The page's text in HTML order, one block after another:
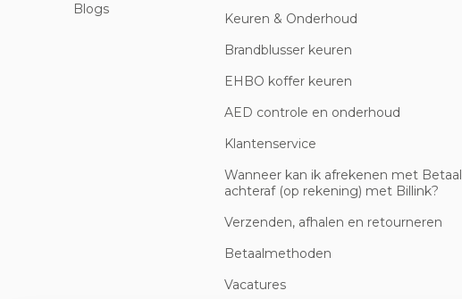
Blogs
Keuren & Onderhoud
Brandblusser keuren
EHBO koffer keuren
AED controle en onderhoud
Klantenservice
Wanneer kan ik afrekenen met Betaal
achteraf (op rekening) met Billink?
Verzenden, afhalen en retourneren
Betaalmethoden
Vacatures